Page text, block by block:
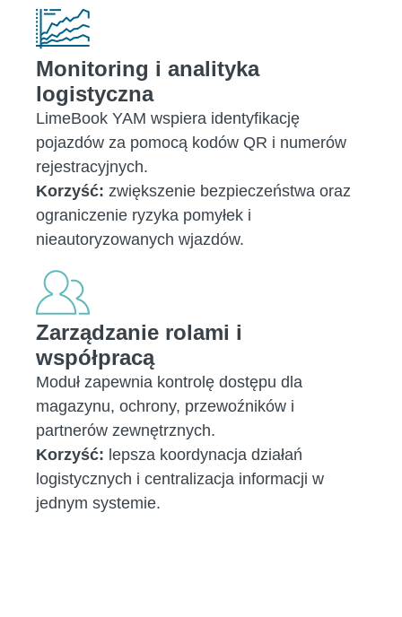
Monitoring i analityka
logistyczna
LimeBook YAM wspiera identyfikację
pojazdów za pomocą kodów QR i numerów
rejestracyjnych.
Korzyść: zwiększenie bezpieczeństwa oraz
ograniczenie ryzyka pomyłek i
nieautoryzowanych wjazdów.
Zarządzanie rolami i
współpracą
Moduł zapewnia kontrolę dostępu dla
magazynu, ochrony, przewoźników i
partnerów zewnętrznych.
Korzyść: lepsza koordynacja działań
logistycznych i centralizacja informacji w
jednym systemie.